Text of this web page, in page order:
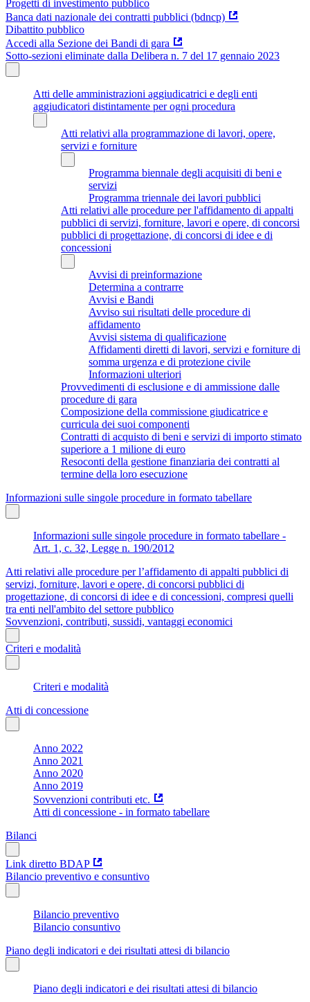
Progetti di investimento pubblico
Banca dati nazionale dei contratti pubblici (bdncp)
Dibattito pubblico
Accedi alla Sezione dei Bandi di gara
Sotto-sezioni eliminate dalla Delibera n. 7 del 17 gennaio 2023
Atti delle amministrazioni aggiudicatrici e degli enti
aggiudicatori distintamente per ogni procedura
Atti relativi alla programmazione di lavori, opere,
servizi e forniture
Programma biennale degli acquisiti di beni e
servizi
Programma triennale dei lavori pubblici
Atti relativi alle procedure per l'affidamento di appalti
pubblici di servizi, forniture, lavori e opere, di concorsi
pubblici di progettazione, di concorsi di idee e di
concessioni
Avvisi di preinformazione
Determina a contrarre
Avvisi e Bandi
Avviso sui risultati delle procedure di
affidamento
Avvisi sistema di qualificazione
Affidamenti diretti di lavori, servizi e forniture di
somma urgenza e di protezione civile
Informazioni ulteriori
Provvedimenti di esclusione e di ammissione dalle
procedure di gara
Composizione della commissione giudicatrice e
curricula dei suoi componenti
Contratti di acquisto di beni e servizi di importo stimato
superiore a 1 milione di euro
Resoconti della gestione finanziaria dei contratti al
termine della loro esecuzione
Informazioni sulle singole procedure in formato tabellare
Informazioni sulle singole procedure in formato tabellare -
Art. 1, c. 32, Legge n. 190/2012
Atti relativi alle procedure per l’affidamento di appalti pubblici di
servizi, forniture, lavori e opere, di concorsi pubblici di
progettazione, di concorsi di idee e di concessioni, compresi quelli
tra enti nell'ambito del settore pubblico
Sovvenzioni, contributi, sussidi, vantaggi economici
Criteri e modalità
Criteri e modalità
Atti di concessione
Anno 2022
Anno 2021
Anno 2020
Anno 2019
Sovvenzioni contributi etc.
Atti di concessione - in formato tabellare
Bilanci
Link diretto BDAP
Bilancio preventivo e consuntivo
Bilancio preventivo
Bilancio consuntivo
Piano degli indicatori e dei risultati attesi di bilancio
Piano degli indicatori e dei risultati attesi di bilancio